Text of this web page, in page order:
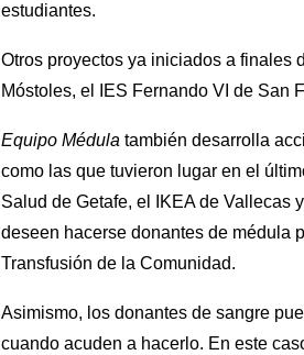
estudiantes.
Otros proyectos ya iniciados a finales
Móstoles, el IES Fernando VI de San
Equipo Médulatambién desarrolla
como las que tuvieron lugar en el
Salud de Getafe, el IKEA de Vallecas
deseen hacerse donantes de médula
Transfusión de la Comunidad.
Asimismo, los donantes de sangre
cuando acuden a hacerlo. En este